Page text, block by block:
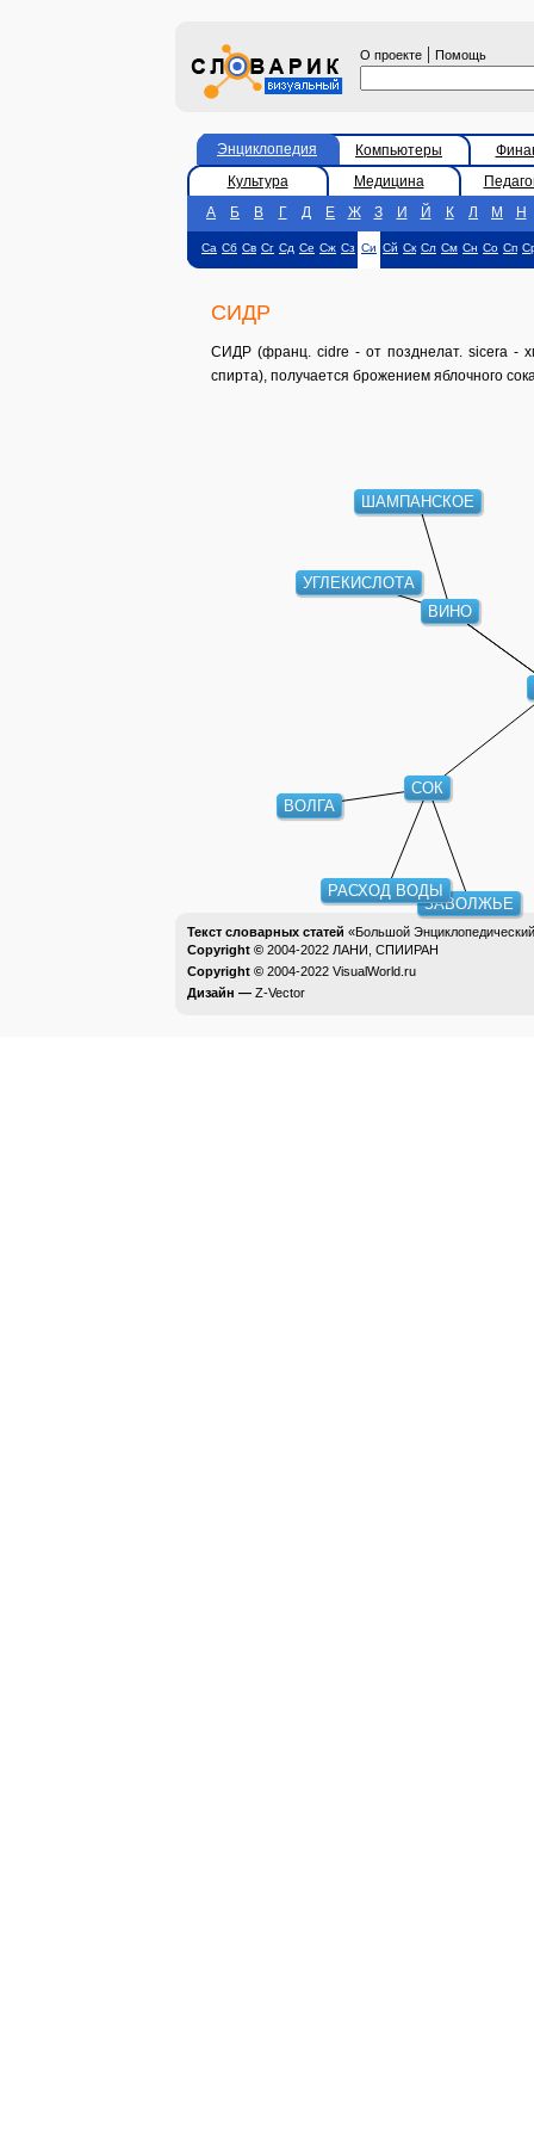
О проекте | Помощь
Энциклопедия Компьютеры
Культура
Медицина
А
Б В Г Д Е Ж З И Й К Л М Н
Са Сб Св Сг Сд Се Сж Сз Си Сй Ск Сл См Сн Со Сп
СИДР
СИДР (франц. cidre - от позднелат. sicera -
спирта), получается брожением яблочного
ВИНО
СОК
ШАМПАНСКОЕ
УГЛЕКИСЛОТА
ЗАВОЛЖЬЕ
ВОЛГА
РАСХОД ВОДЫ
Текст словарных статей «Большой
Copyright © 2004-2022 ЛАНИ, СПИИРАН
Copyright © 2004-2022 VisualWorld.ru
Дизайн — Z-Vector